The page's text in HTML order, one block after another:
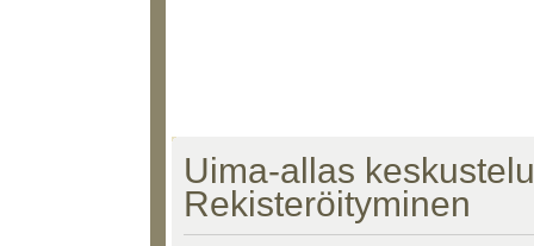
Uima-allas
Rekisteröityminen